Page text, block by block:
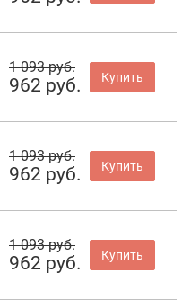
1 093 руб.
962 руб. Купить
1 093 руб.
962 руб. Купить
1 093 руб.
962 руб. Купить